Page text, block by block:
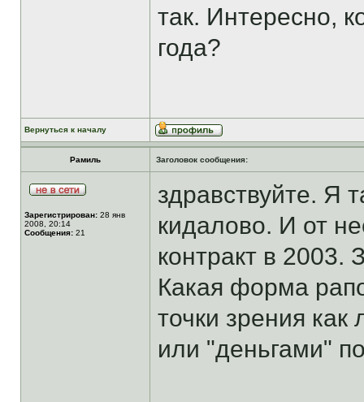
так. Интересно,
года?
Вернуться к началу
Рамиль Заголовок сообщения:
Зарегистрирован: 28 янв
2008, 20:14
Сообщения: 21
здравствуйте. Я
кидалово. И от
контракт в
Какая форма
точки зрения
или "деньгами"